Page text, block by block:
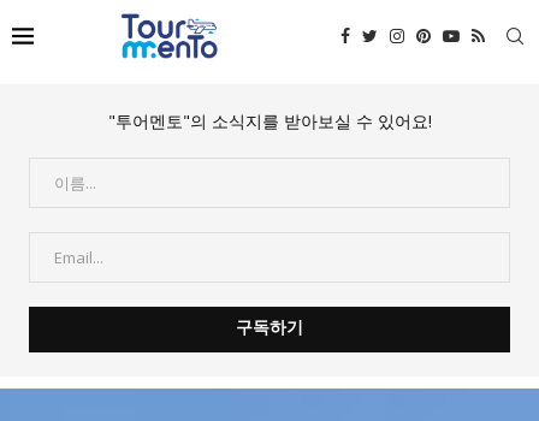
"투어멘토"의 소식지를 받아보실 수 있어요!